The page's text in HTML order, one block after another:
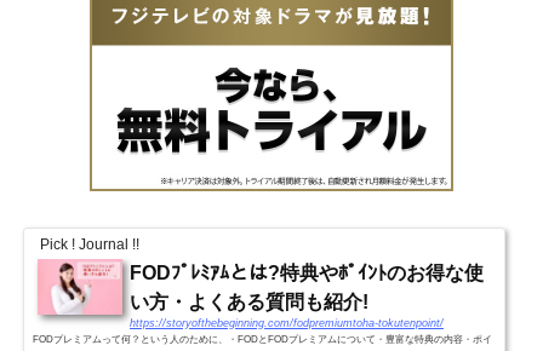
Pick ! Journal !!
FODﾌﾟﾚﾐｱﾑとは?特典やﾎﾟｲﾝﾄのお得な使
い方・よくある質問も紹介!
https://storyofthebeginning.com/fodpremiumtoha-tokutenpoint/
FODプレミアムって何？という人のために、・FODとFODプレミアムについて・豊富な特典の内容・ポイ